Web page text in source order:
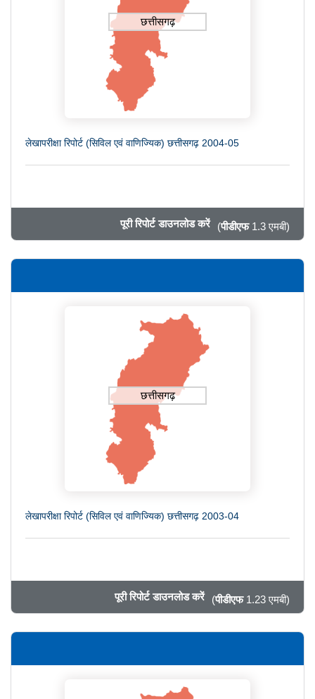
छत्तीसगढ़
लेखापरीक्षा रिपोर्ट (सिविल एवं वाणिज्यिक) छत्तीसगढ़ 2004-05
पूरी रिपोर्ट डाउनलोड करें (पीडीएफ1.3 एमबी)
छत्तीसगढ़
लेखापरीक्षा रिपोर्ट (सिविल एवं वाणिज्यिक) छत्तीसगढ़ 2003-04
पूरी रिपोर्ट डाउनलोड करें (पीडीएफ1.23 एमबी)